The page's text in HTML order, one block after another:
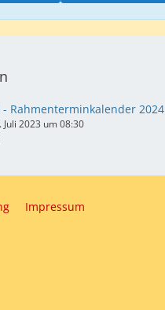
- Rahmenterminkalender 2024
Juli 2023 um 08:30
Impressum